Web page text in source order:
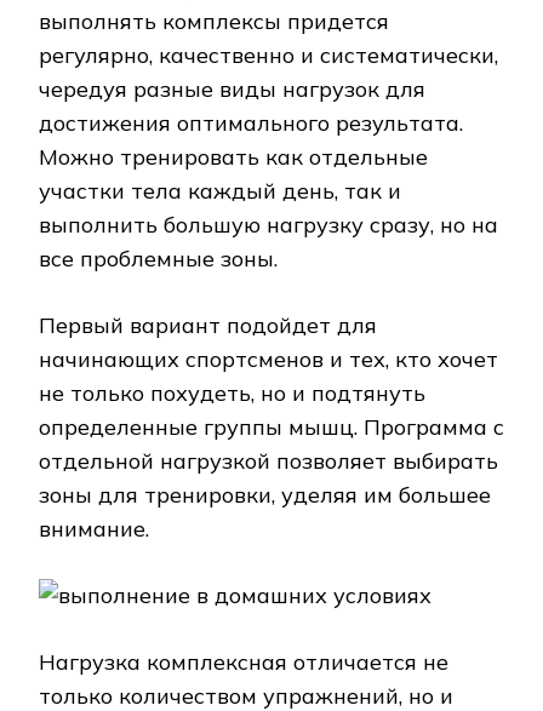
выполнять комплексы придется
регулярно, качественно и систематически,
чередуя разные виды нагрузок для
достижения оптимального результата.
Можно тренировать как отдельные
участки тела каждый день, так и
выполнить большую нагрузку сразу, но на
все проблемные зоны.
Первый вариант подойдет для
начинающих спортсменов и тех, кто хочет
не только похудеть, но и подтянуть
определенные группы мышц. Программа с
отдельной нагрузкой позволяет выбирать
зоны для тренировки, уделяя им большее
внимание.
Нагрузка комплексная отличается не
только количеством упражнений, но и